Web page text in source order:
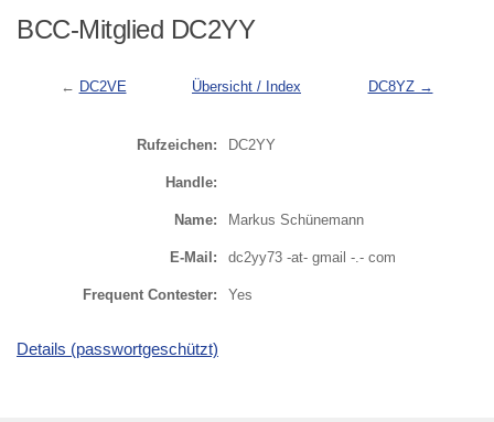
BCC-Mitglied DC2YY
← DC2VE Übersicht / Index DC8YZ →
Rufzeichen: DC2YY
Handle:
Name: Markus Schünemann
E-Mail: dc2yy73 -at- gmail -.- com
Frequent Contester: Yes
Details (passwortgeschützt)